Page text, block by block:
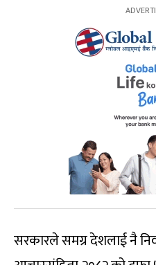
सरकारले समग्र देशलाई नै